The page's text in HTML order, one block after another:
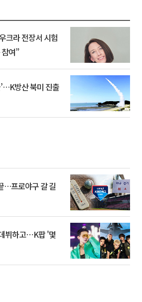
여”
방산 북미 진출
…프로야구 갈 길
뷔하고⋯K팝 '몇